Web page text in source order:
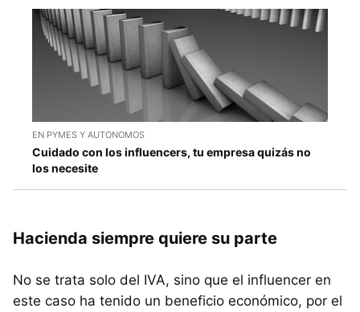
EN PYMES Y AUTONOMOS
Cuidado con los influencers, tu empresa quizás no
los necesite
Hacienda siempre quiere su parte
No se trata solo del IVA, sino que el influencer en
este caso ha tenido un beneficio económico, por el